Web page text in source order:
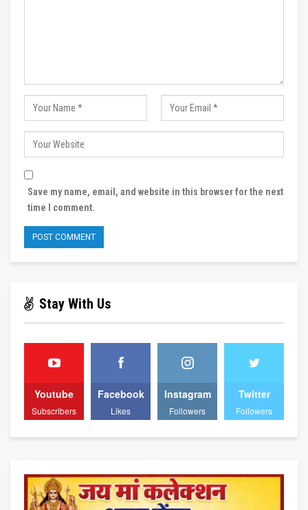
Save my name, email, and website in this browser for the next
time I comment.
Stay With Us
Youtube
Subscribers
Facebook
Likes
Instagram
Followers
Twitter
Followers